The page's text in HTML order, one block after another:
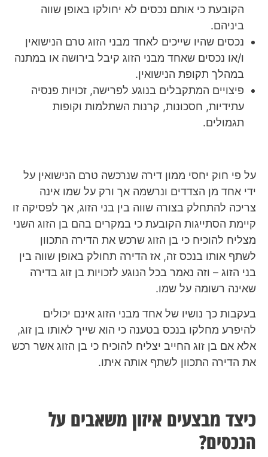
הקובעת כי אותם נכסים לא יחולקו באופן שווה
ביניהם.
נכסים שהיו שייכים לאחד מבני הזוג טרם הנישואין
ו/או נכסים שאחד מבני הזוג קיבל בירושה או במתנה
במהלך תקופת הנישואין.
פיצויים המתקבלים בנוגע לפרישה, זכויות פנסיה
עתידיות, חסכונות, קרנות השתלמות וקופות
תגמולים.
על פי חוק יחסי ממון דירה שנרכשה טרם הנישואין על
ידי אחד מן הצדדים ונרשמה אך ורק על שמו אינה
צריכה להתחלק בצורה שווה בין בני הזוג, אך לפסיקה זו
קיימת הסתייגות הקובעת כי במקרים בהם בן הזוג השני
מצליח להוכיח כי בן הזוג שרכש את הדירה התכוון
לשתף אותו בנכס זה, אז הדירה תחולק באופן שווה בין
בני הזוג – וזה נאמר בכל הנוגע לזכויות בן זוג בדירה
שאינה רשומה על שמו.
בעקבות כך נושיו של אחד מבני הזוג אינם יכולים
להיפרע מחלקו בנכס בטענה כי הוא שייך לאותו בן זוג,
אלא אם בן זוג החייב יצליח להוכיח כי בן הזוג אשר רכש
את הדירה התכוון לשתף אותה איתו.
כיצד מבצעים איזון משאבים על
הנכסים?